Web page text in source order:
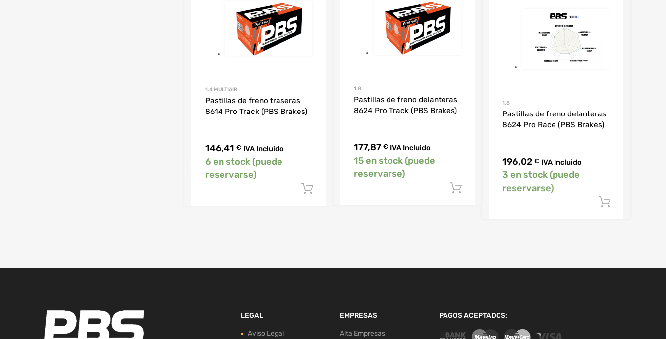
1.4 MULTIAIR
Pastillas de freno traseras
8614 Pro Track (PBS Brakes)
146,41 € IVA Incluido
6 en stock (puede
reservarse)
1.8
Pastillas de freno delanteras
8624 Pro Track (PBS Brakes)
177,87 € IVA Incluido
15 en stock (puede
reservarse)
Añadir al carrito
1.8
Pastillas de freno delanteras
8624 Pro Race (PBS Brakes)
196,02 € IVA Incluido
3 en stock (puede
reservarse)
LEGAL
Aviso Legal
EMPRESAS
Alta Empresas
PAGOS ACEPTADOS: